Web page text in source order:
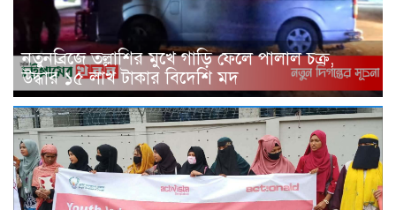
নতুনব্রিজে তল্লাশির মুখে গাড়ি ফেলে পালাল চক্র,
উদ্ধার ১৫ লাখ টাকার বিদেশি মদ